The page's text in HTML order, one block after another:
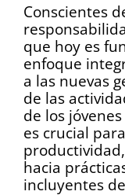
Conscientes
que hoy es
enfoque
a las nuevas
de las
de los
es crucial
hacia
incluyentes